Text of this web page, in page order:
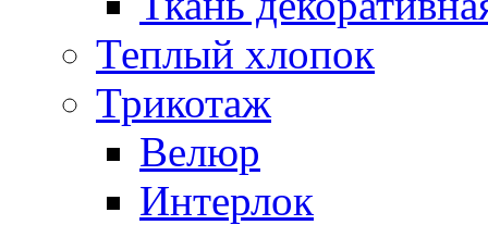
Теплый хлопок
Трикотаж
Велюр
Интерлок